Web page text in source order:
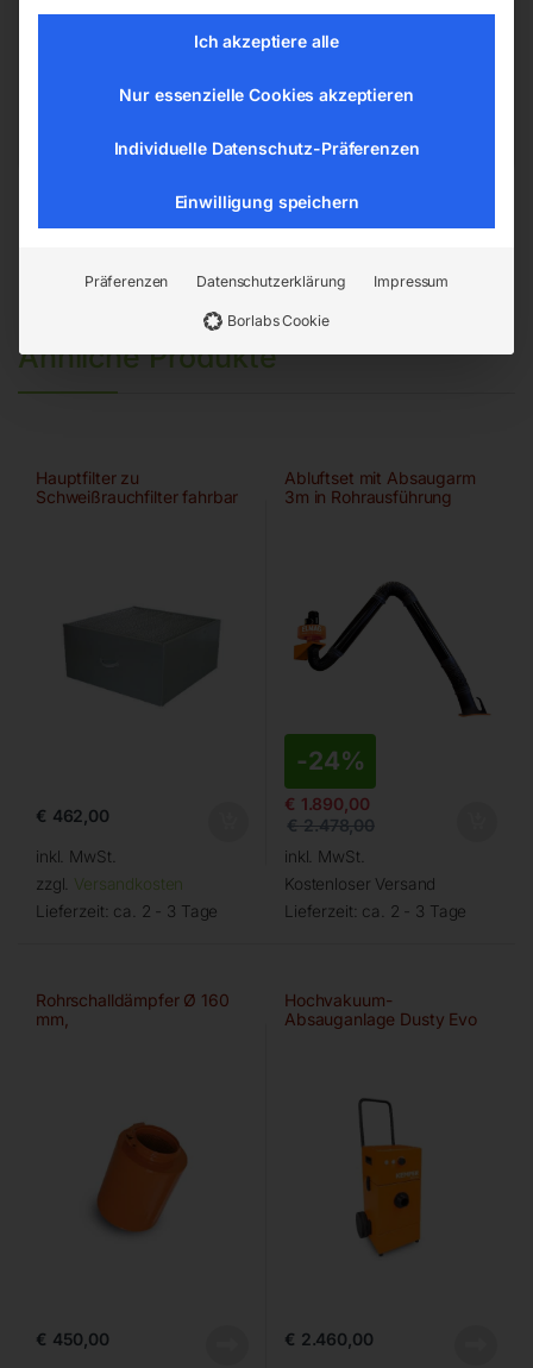
Hannesgrub Nord 19
4911 Ried/Tumeltsham
Ähnliche Produkte
Hauptfilter zu
Schweißrauchfilter fahrbar
€ 462,00
inkl. MwSt.
zzgl. Versandkosten
Lieferzeit: ca. 2 - 3 Tage
Abluftset mit Absaugarm
3m in Rohrausführung
-24%
€ 1.890,00
€2.478,00
inkl. MwSt.
Kostenloser Versand
Lieferzeit: ca. 2 - 3 Tage
Rohrschalldämpfer Ø 160
mm,
€ 450,00
Hochvakuum-
Absauganlage Dusty Evo
€ 2.460,00
Ich akzeptiere alle
Nur essenzielle Cookies akzeptieren
Individuelle Datenschutz-Präferenzen
Einwilligung speichern
Präferenzen Datenschutzerklärung Impressum
Borlabs Cookie